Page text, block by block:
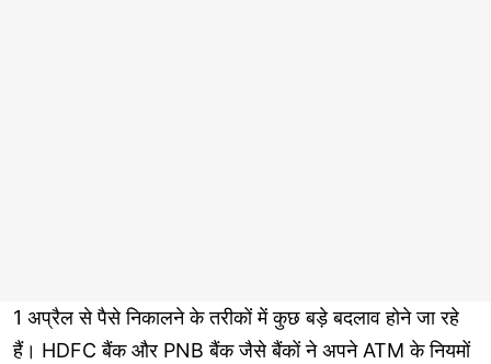
1 अप्रैल से पैसे निकालने के तरीकों में कुछ बड़े बदलाव होने जा रहे
हैं। HDFC बैंक और PNB बैंक जैसे बैंकों ने अपने ATM के नियमों